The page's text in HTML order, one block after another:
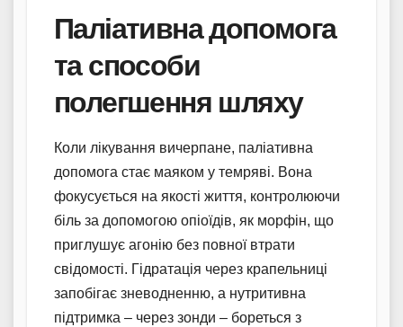
Паліативна допомога
та способи
полегшення шляху
Коли лікування вичерпане, паліативна
допомога стає маяком у темряві. Вона
фокусується на якості життя, контролюючи
біль за допомогою опіоїдів, як морфін, що
приглушує агонію без повної втрати
свідомості. Гідратація через крапельниці
запобігає зневодненню, а нутритивна
підтримка – через зонди – бореться з